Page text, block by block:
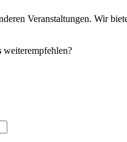
Veranstaltungen. Wir
weiterempfehlen?